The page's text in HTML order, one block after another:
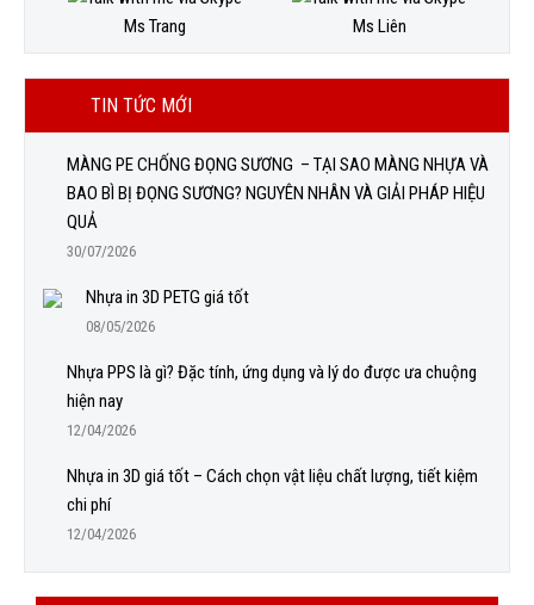
Ms Trang Ms Liên
TIN TỨC MỚI
MÀNG PE CHỐNG ĐỌNG SƯƠNG – TẠI SAO MÀNG NHỰA VÀ
BAO BÌ BỊ ĐỌNG SƯƠNG? NGUYÊN NHÂN VÀ GIẢI PHÁP HIỆU
QUẢ
30/07/2026
Nhựa in 3D PETG giá tốt
08/05/2026
Nhựa PPS là gì? Đặc tính, ứng dụng và lý do được ưa chuộng
hiện nay
12/04/2026
Nhựa in 3D giá tốt – Cách chọn vật liệu chất lượng, tiết kiệm
chi phí
12/04/2026